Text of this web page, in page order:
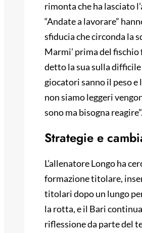
rimonta che ha lasciato
“Andate a lavorare”
sfiducia che circonda la
Marmi’ prima del
detto la sua sulla difficile
giocatori sanno il peso
non siamo leggeri
sono ma bisogna reagire”.
Strategie e
L’allenatore Longo ha
formazione titolare,
titolari dopo un lungo
la rotta, e il Bari
riflessione da parte del